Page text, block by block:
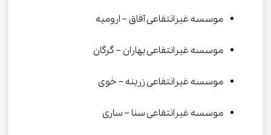
موسسه غیرانتفاعی آفاق – ارومیه
موسسه غیرانتفاعی بهاران – گرگان
موسسه غیرانتفاعی زرینه – خوی
موسسه غیرانتفاعی سنا – ساری